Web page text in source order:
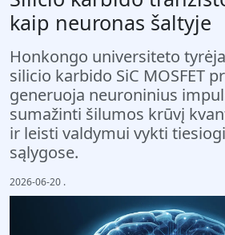
kaip neuronas šaltyje
Honkongo universiteto
silicio karbido SiC MOSFET
generuoja neuroninius
sumažinti šilumos krūvį
ir leisti valdymui vykti
sąlygose.
2026-06-20 .